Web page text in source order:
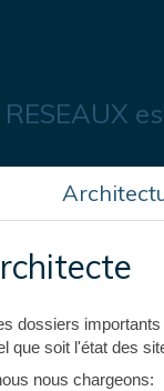
RESEAUX
dossiers
que soit l'état des
nous chargeons: